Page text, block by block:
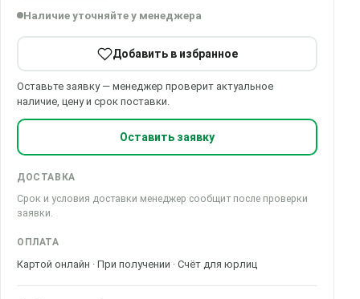
Наличие уточняйте у менеджера
Добавить в избранное
Оставьте заявку — менеджер проверит актуальное
наличие, цену и срок поставки.
Оставить заявку
ДОСТАВКА
Срок и условия доставки менеджер сообщит после проверки
заявки.
ОПЛАТА
Картой онлайн · При получении · Счёт для юрлиц